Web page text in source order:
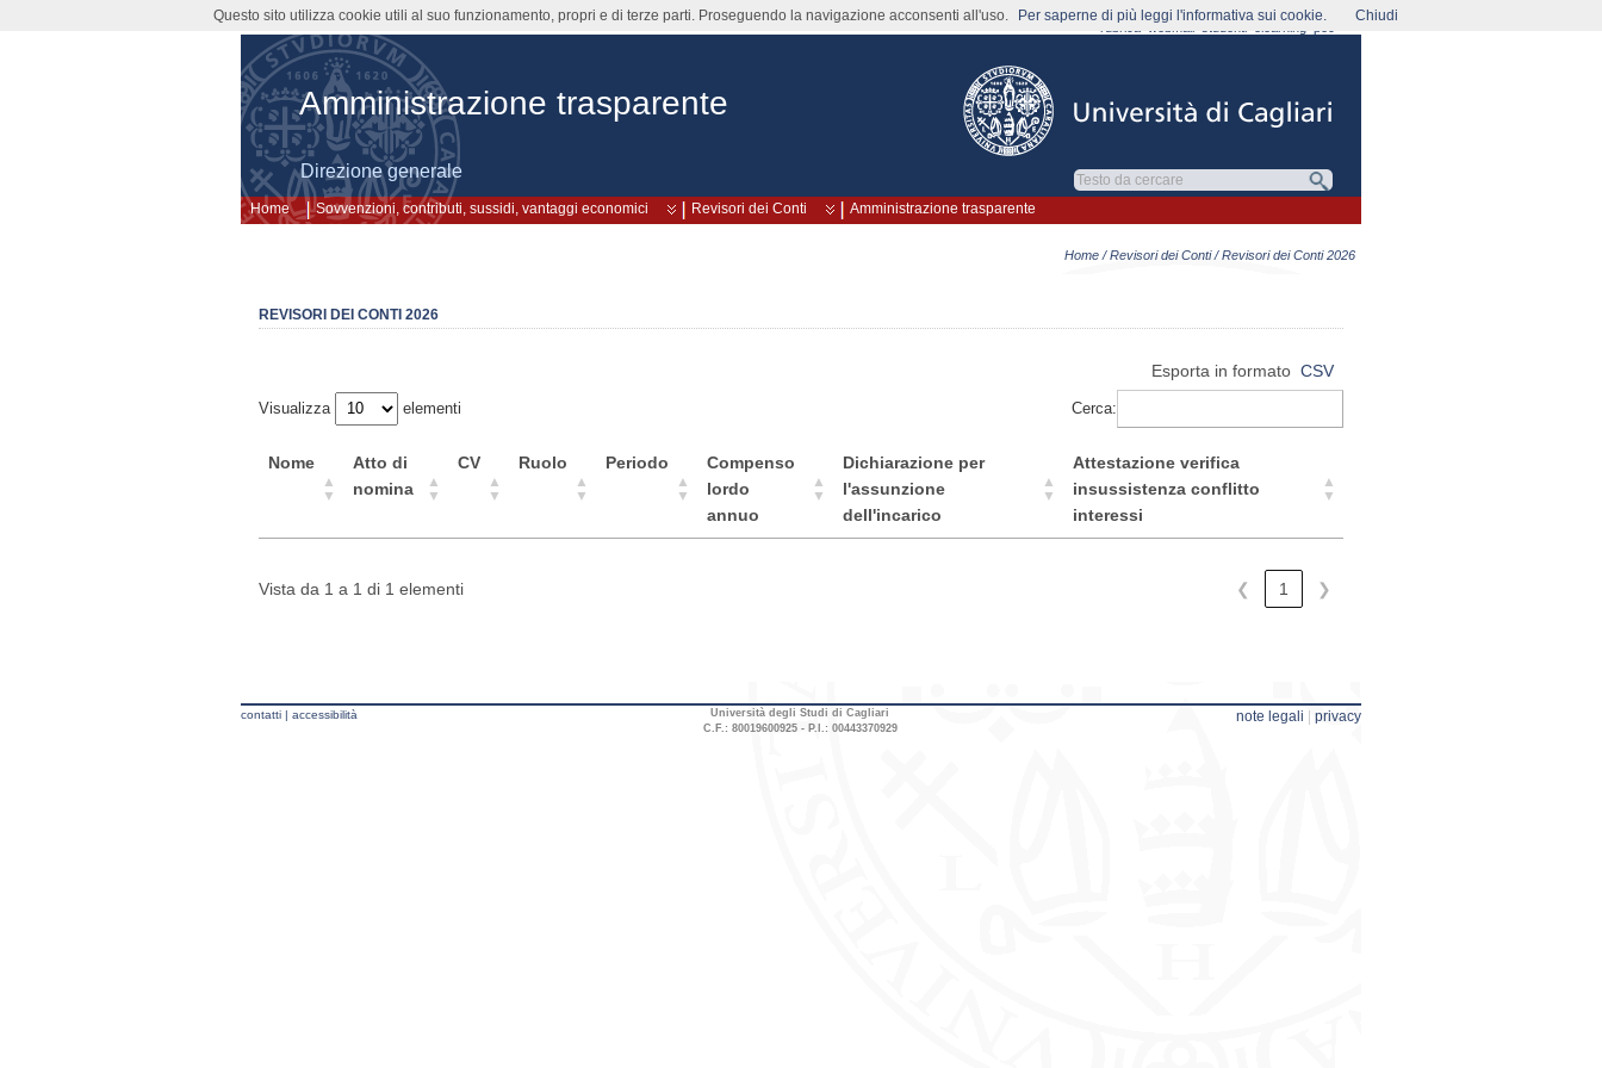
Amministrazione trasparente
Direzione generale
Home
rubrica webmail
Sovvenzioni, contributi, sussidi, vantaggi economici Revisori dei Conti Amministrazione trasparente
Home /Revisori dei Conti/ Revisori dei Conti 2026
REVISORI DEI CONTI 2026
Esporta in formato CSV
Visualizza elementi Cerca:
Nome
Atto di
nomina
CV Ruolo Periodo
Compenso
lordo
annuo
Dichiarazione per
l'assunzione
dell'incarico
Attestazione verifica
insussistenza conflitto
interessi
Vista da 1 a 1 di 1 elementi ❮ 1 ❯
contatti | accessibilità
Università degli Studi di Cagliari
C.F.: 80019600925 - P.I.: 00443370929
note legali | privacy
Questo sito utilizza cookie utili al suo funzionamento, propri e di terze parti. Proseguendo la navigazione acconsenti all'uso. Per saperne di più leggi l'informativa sui cookie. Chiudi